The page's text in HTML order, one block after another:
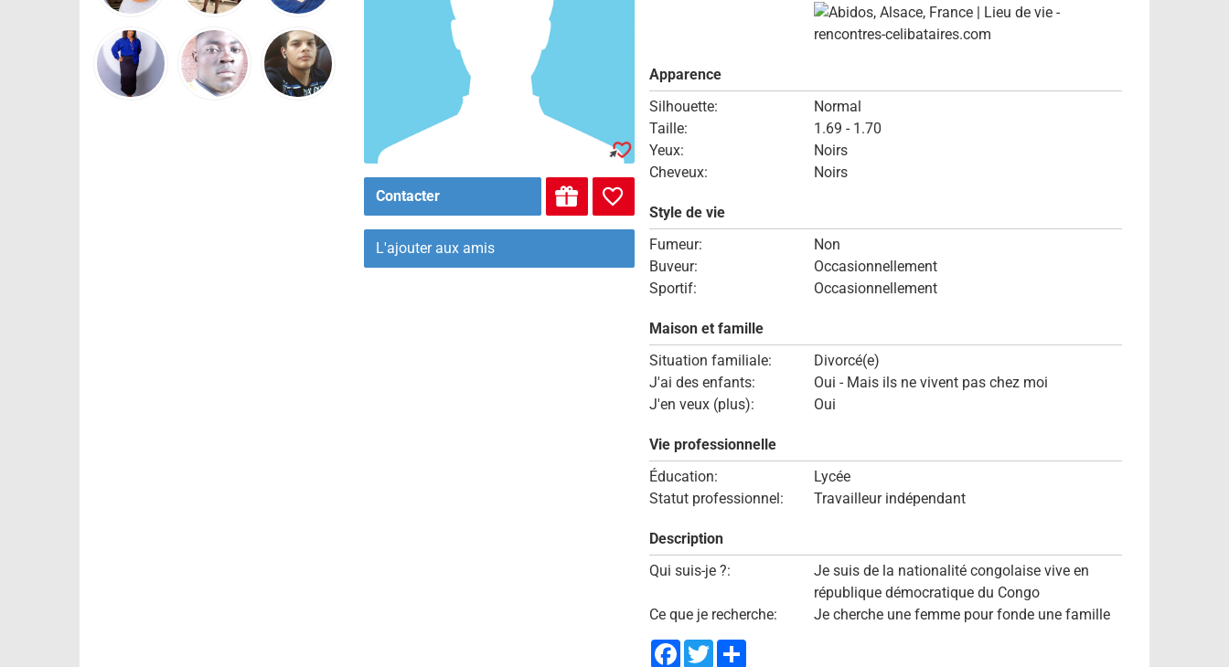
Contacter
L'ajouter aux amis
Apparence
Silhouette:
Normal
Taille:
1.69 - 1.70
Yeux:
Noirs
Cheveux:
Noirs
Style de vie
Fumeur:
Non
Buveur:
Occasionnellement
Sportif:
Occasionnellement
Maison et famille
Situation familiale:
Divorcé(e)
J'ai des enfants:
Oui - Mais ils ne vivent pas chez moi
J'en veux (plus):
Oui
Vie professionnelle
Éducation:
Lycée
Statut professionnel:
Travailleur indépendant
Description
Qui suis-je ?:
Je suis de la nationalité congolaise vive en
république démocratique du Congo
Ce que je recherche:
Je cherche une femme pour fonde une famille
Facebook
TwitterShare